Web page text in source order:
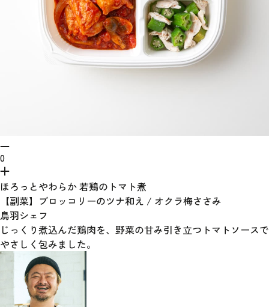
0
ほろっとやわらか 若鶏のトマト煮
【副菜】ブロッコリーのツナ和え / オクラ梅ささみ
鳥羽シェフ
じっくり煮込んだ鶏肉を、野菜の甘み引き立つトマトソースで
やさしく包みました。